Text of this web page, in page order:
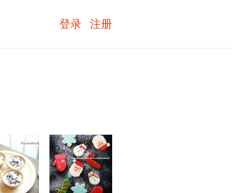
登录 注册